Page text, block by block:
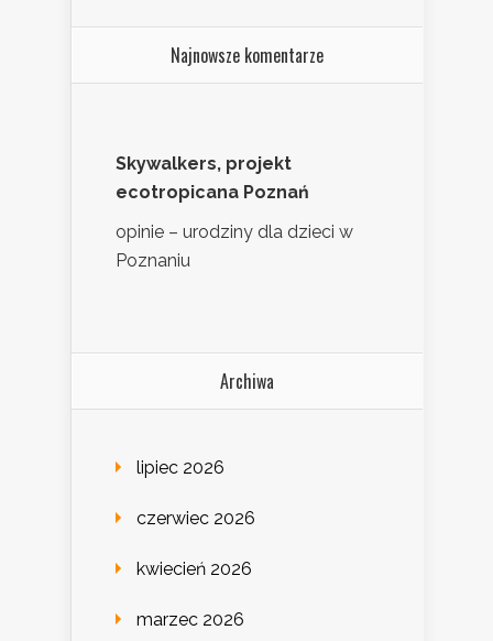
Najnowsze komentarze
Skywalkers, projekt
ecotropicana Poznań
opinie – urodziny dla dzieci w
Poznaniu
Archiwa
lipiec 2026
czerwiec 2026
kwiecień 2026
marzec 2026